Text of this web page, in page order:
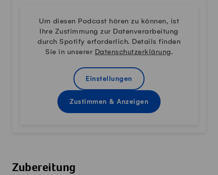
Um diesen Podcast hören zu können, ist
Ihre Zustimmung zur Datenverarbeitung
durch Spotify erforderlich. Details finden
Sie in unserer Datenschutzerklärung.
Einstellungen
Zustimmen & Anzeigen
Zubereitung